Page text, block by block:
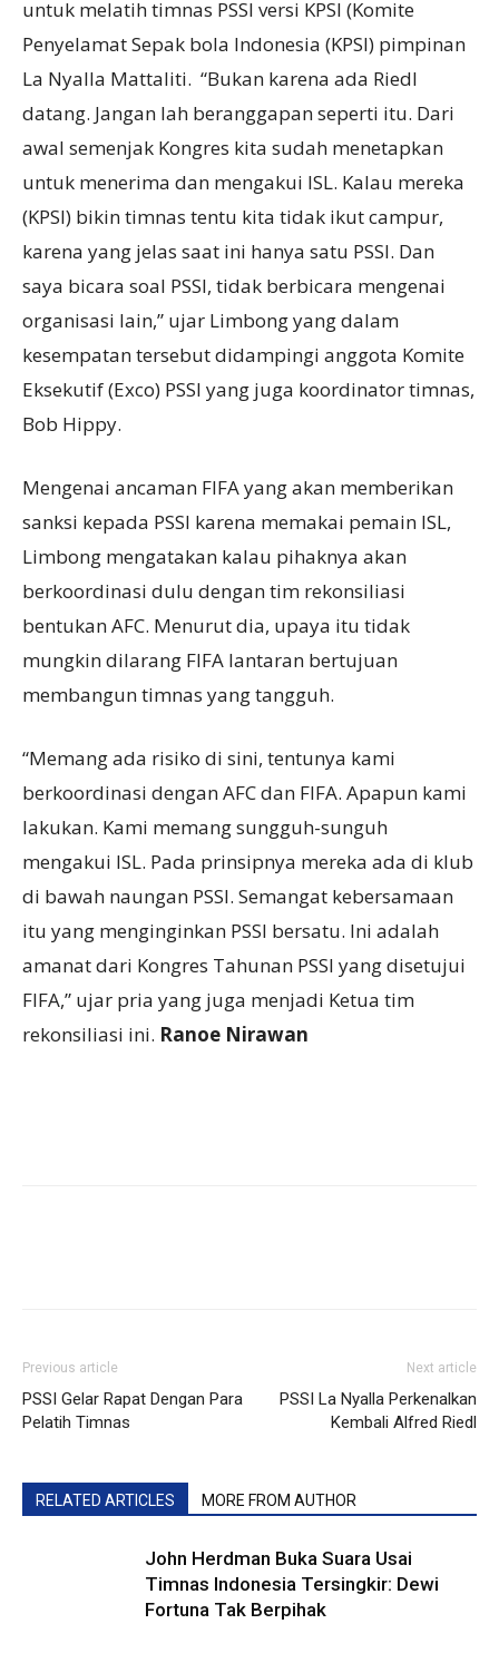
untuk melatih timnas PSSI versi KPSI (Komite
Penyelamat Sepak bola Indonesia (KPSI) pimpinan
La Nyalla Mattaliti. “Bukan karena ada Riedl
datang. Jangan lah beranggapan seperti itu. Dari
awal semenjak Kongres kita sudah menetapkan
untuk menerima dan mengakui ISL. Kalau mereka
(KPSI) bikin timnas tentu kita tidak ikut campur,
karena yang jelas saat ini hanya satu PSSI. Dan
saya bicara soal PSSI, tidak berbicara mengenai
organisasi lain,” ujar Limbong yang dalam
kesempatan tersebut didampingi anggota Komite
Eksekutif (Exco) PSSI yang juga koordinator timnas,
Bob Hippy.
Mengenai ancaman FIFA yang akan memberikan
sanksi kepada PSSI karena memakai pemain ISL,
Limbong mengatakan kalau pihaknya akan
berkoordinasi dulu dengan tim rekonsiliasi
bentukan AFC. Menurut dia, upaya itu tidak
mungkin dilarang FIFA lantaran bertujuan
membangun timnas yang tangguh.
“Memang ada risiko di sini, tentunya kami
berkoordinasi dengan AFC dan FIFA. Apapun kami
lakukan. Kami memang sungguh-sunguh
mengakui ISL. Pada prinsipnya mereka ada di klub
di bawah naungan PSSI. Semangat kebersamaan
itu yang menginginkan PSSI bersatu. Ini adalah
amanat dari Kongres Tahunan PSSI yang disetujui
FIFA,” ujar pria yang juga menjadi Ketua tim
rekonsiliasi ini. Ranoe Nirawan
Previous article
PSSI Gelar Rapat Dengan Para
Pelatih Timnas
Next article
PSSI La Nyalla Perkenalkan
Kembali Alfred Riedl
RELATED ARTICLES MORE FROM AUTHOR
John Herdman Buka Suara Usai
Timnas Indonesia Tersingkir: Dewi
Fortuna Tak Berpihak